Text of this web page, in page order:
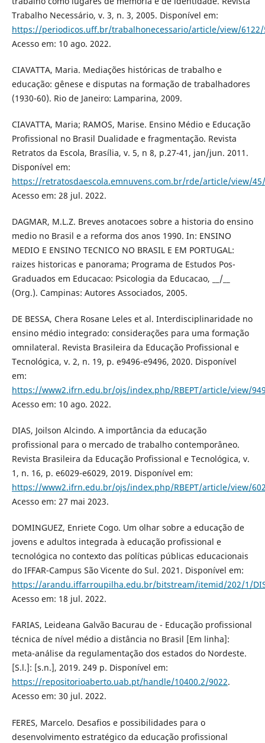
Trabalho Necessário, v. 3, n. 3, 2005. Disponível em:
https://periodicos.uff.br/trabalhonecessario/article/view/6122/
Acesso em: 10 ago. 2022.
CIAVATTA, Maria. Mediações históricas de trabalho e
educação: gênese e disputas na formação de trabalhadores
(1930-60). Rio de Janeiro: Lamparina, 2009.
CIAVATTA, Maria; RAMOS, Marise. Ensino Médio e Educação
Profissional no Brasil Dualidade e fragmentação. Revista
Retratos da Escola, Brasília, v. 5, n 8, p.27-41, jan/jun. 2011.
Disponível em:
https://retratosdaescola.emnuvens.com.br/rde/article/view/
Acesso em: 28 jul. 2022.
DAGMAR, M.L.Z. Breves anotacoes sobre a historia do ensino
medio no Brasil e a reforma dos anos 1990. In: ENSINO
MEDIO E ENSINO TECNICO NO BRASIL E EM PORTUGAL:
raizes historicas e panorama; Programa de Estudos Pos-
Graduados em Educacao: Psicologia da Educacao, __/__
(Org.). Campinas: Autores Associados, 2005.
DE BESSA, Chera Rosane Leles et al. Interdisciplinaridade no
ensino médio integrado: considerações para uma formação
omnilateral. Revista Brasileira da Educação Profissional e
Tecnológica, v. 2, n. 19, p. e9496-e9496, 2020. Disponível
em:
https://www2.ifrn.edu.br/ojs/index.php/RBEPT/article/view/
Acesso em: 10 ago. 2022.
DIAS, Joilson Alcindo. A importância da educação
profissional para o mercado de trabalho contemporâneo.
Revista Brasileira da Educação Profissional e Tecnológica, v.
1, n. 16, p. e6029-e6029, 2019. Disponível em:
https://www2.ifrn.edu.br/ojs/index.php/RBEPT/article/view/
Acesso em: 27 mai 2023.
DOMINGUEZ, Enriete Cogo. Um olhar sobre a educação de
jovens e adultos integrada à educação profissional e
tecnológica no contexto das políticas públicas educacionais
do IFFAR-Campus São Vicente do Sul. 2021. Disponível em:
https://arandu.iffarroupilha.edu.br/bitstream/itemid/202/1/
Acesso em: 18 jul. 2022.
FARIAS, Leideana Galvão Bacurau de - Educação profissional
técnica de nível médio a distância no Brasil [Em linha]:
meta-análise da regulamentação dos estados do Nordeste.
[S.l.]: [s.n.], 2019. 249 p. Disponível em:
https://repositorioaberto.uab.pt/handle/10400.2/9022.
Acesso em: 30 jul. 2022.
FERES, Marcelo. Desafios e possibilidades para o
desenvolvimento estratégico da educação profissional